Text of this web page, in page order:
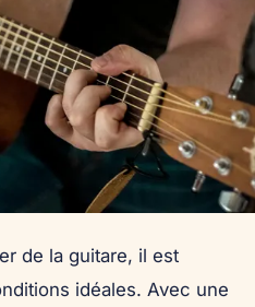
de la guitare, il est
idéales. Avec une